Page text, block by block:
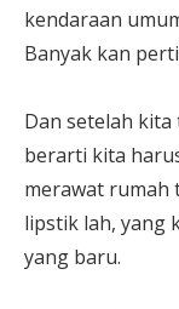
kendaraan
Banyak kan
Dan setelah
berarti kita
merawat rumah
lipstik lah, yang
yang baru.